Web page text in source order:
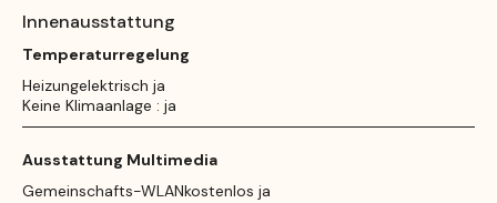
Innenausstattung
Temperaturregelung
Heizungelektrisch ja
Keine Klimaanlage : ja
Ausstattung Multimedia
Gemeinschafts-WLANkostenlos ja